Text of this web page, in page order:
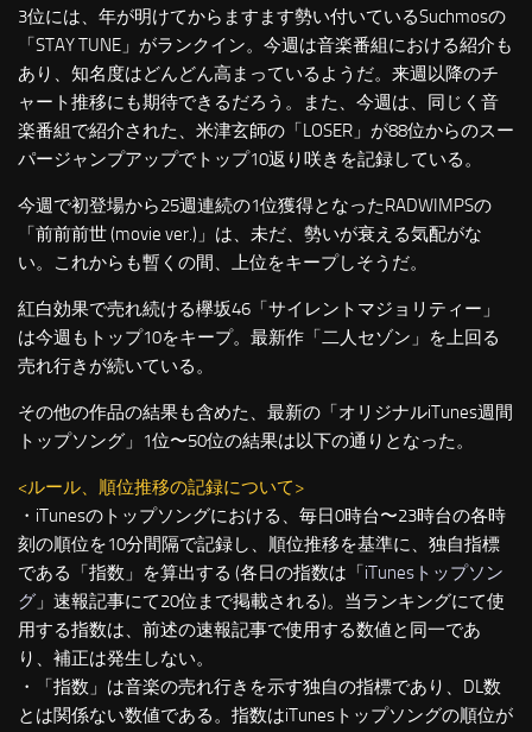
3位には、年が明けてからますます勢い付いているSuchmosの
「STAY TUNE」がランクイン。今週は音楽番組における紹介も
あり、知名度はどんどん高まっているようだ。来週以降のチ
ャート推移にも期待できるだろう。また、今週は、同じく音
楽番組で紹介された、米津玄師の「LOSER」が88位からのスー
パージャンプアップでトップ10返り咲きを記録している。
今週で初登場から25週連続の1位獲得となったRADWIMPSの
「前前前世 (movie ver.)」は、未だ、勢いが衰える気配がな
い。これからも暫くの間、上位をキープしそうだ。
紅白効果で売れ続ける欅坂46「サイレントマジョリティー」
は今週もトップ10をキープ。最新作「二人セゾン」を上回る
売れ行きが続いている。
その他の作品の結果も含めた、最新の「オリジナルiTunes週間
トップソング」1位〜50位の結果は以下の通りとなった。
<ルール、順位推移の記録について>
・iTunesのトップソングにおける、毎日0時台〜23時台の各時
刻の順位を10分間隔で記録し、順位推移を基準に、独自指標
である「指数」を算出する (各日の指数は「iTunesトップソン
グ 」速報記事にて20位まで掲載される)。当ランキングにて使
用する指数は、前述の速報記事で使用する数値と同一であ
り、補正は発生しない。
・「指数」は音楽の売れ行きを示す独自の指標であり、DL数
とは関係ない数値である。指数はiTunesトップソングの順位が